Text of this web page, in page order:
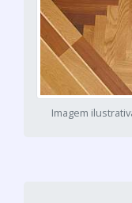
Imagem